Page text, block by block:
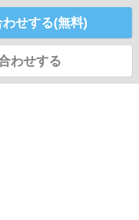
せする(無料)
わせする